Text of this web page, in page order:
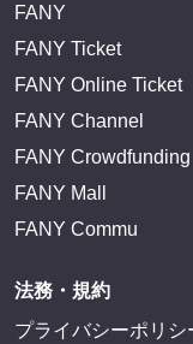
FANY
FANY Ticket
FANY Online Ticket
FANY Channel
FANY Crowdfunding
FANY Mall
FANY Commu
法務・規約
プライバシーポリシ